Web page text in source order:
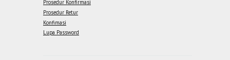
Prosedur Konfirmasi
Prosedur Retur
Konfimasi
Lupa Password